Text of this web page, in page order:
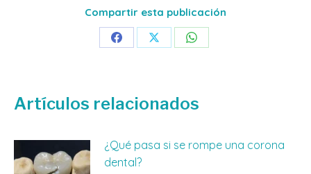
Compartir esta publicación
Share Share Share
Artículos relacionados
¿Qué pasa si se rompe una corona
dental?